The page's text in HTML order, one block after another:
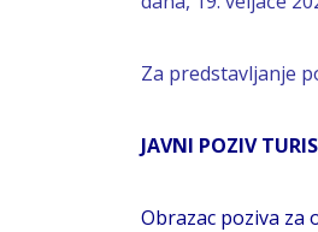
Za predstavljanje
JAVNI POZIV
Obrazac poziva za